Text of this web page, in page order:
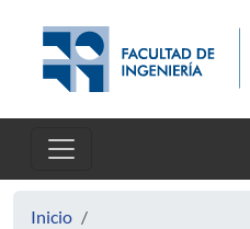
Inicio